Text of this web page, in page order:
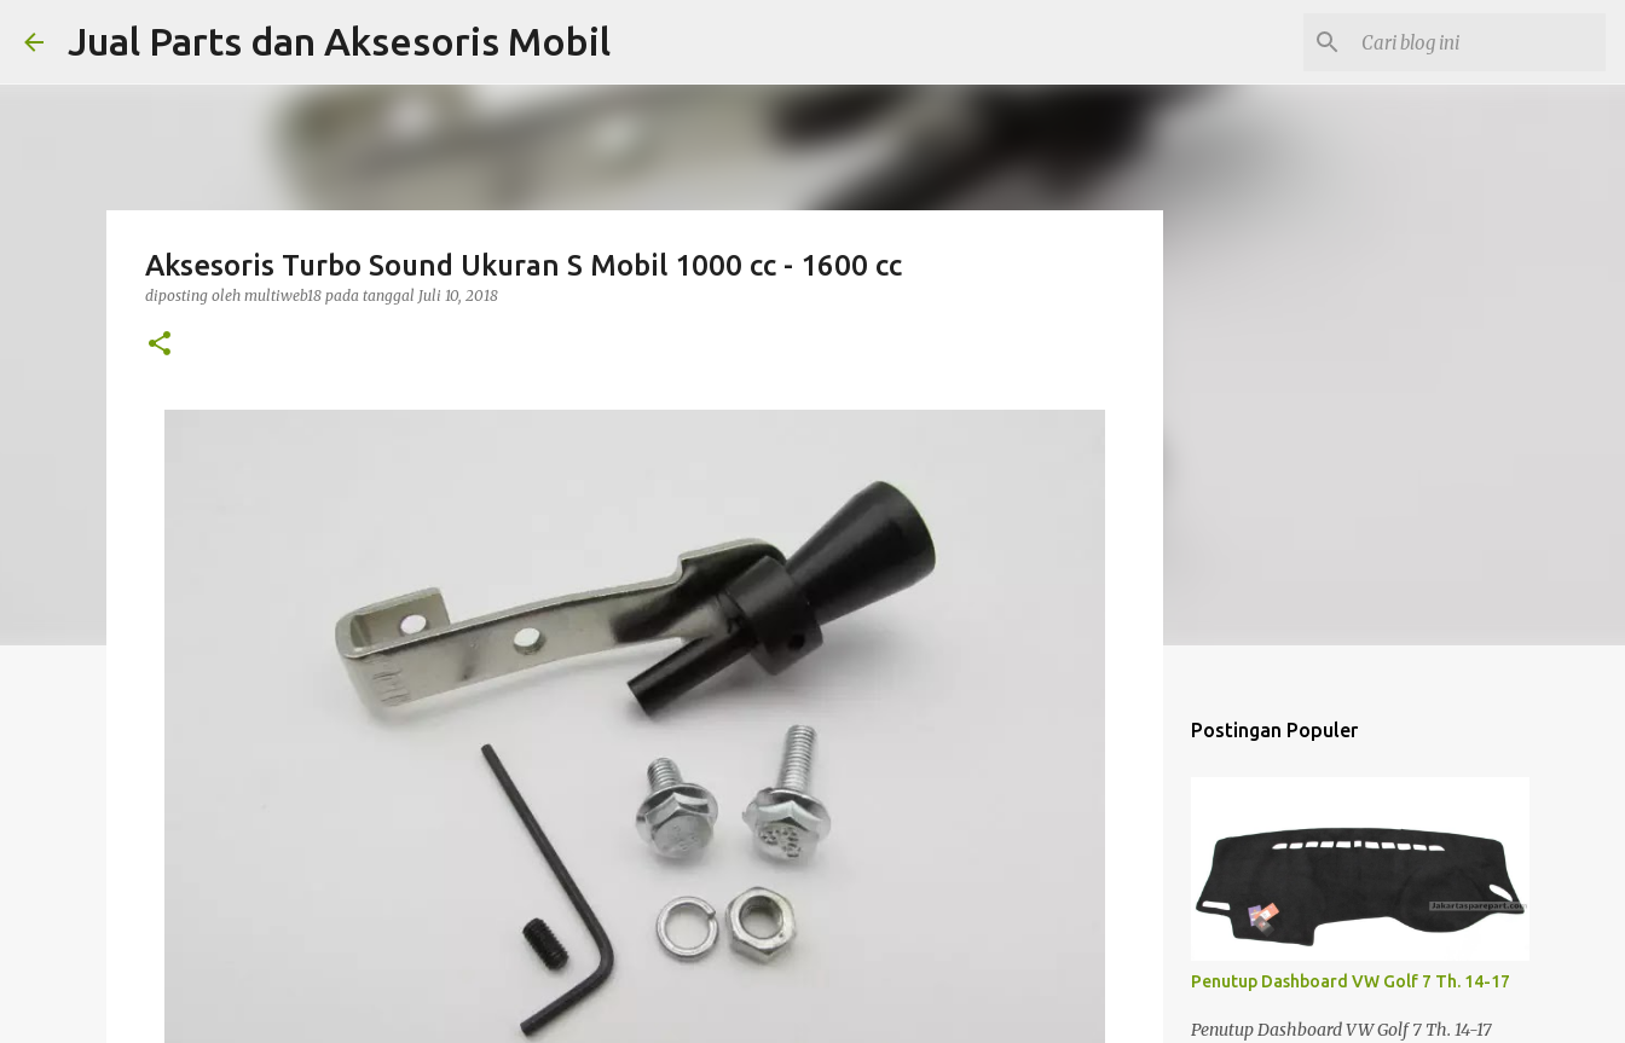
Jual Parts dan Aksesoris Mobil
Aksesoris Turbo Sound Ukuran S Mobil 1000 cc - 1600 cc
diposting oleh multiweb18 pada tanggal Juli 10, 2018
Postingan Populer
Penutup Dashboard VW Golf 7 Th. 14-17
Penutup Dashboard VW Golf 7 Th. 14-17